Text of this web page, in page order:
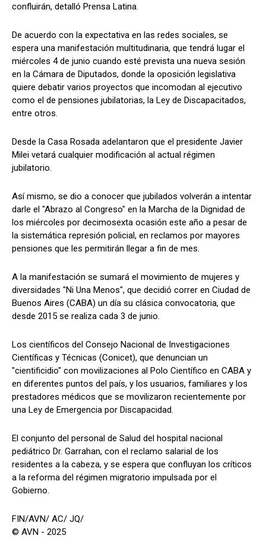
confluirán, detalló Prensa Latina.
De acuerdo con la expectativa en las redes sociales, se
espera una manifestación multitudinaria, que tendrá lugar el
miércoles 4 de junio cuando esté prevista una nueva sesión
en la Cámara de Diputados, donde la oposición legislativa
quiere debatir varios proyectos que incomodan al ejecutivo
como el de pensiones jubilatorias, la Ley de Discapacitados,
entre otros.
Desde la Casa Rosada adelantaron que el presidente Javier
Milei vetará cualquier modificación al actual régimen
jubilatorio.
Así mismo, se dio a conocer que jubilados volverán a intentar
darle el "Abrazo al Congreso" en la Marcha de la Dignidad de
los miércoles por decimosexta ocasión este año a pesar de
la sistemática represión policial, en reclamos por mayores
pensiones que les permitirán llegar a fin de mes.
A la manifestación se sumará el movimiento de mujeres y
diversidades "Ni Una Menos", que decidió correr en Ciudad de
Buenos Aires (CABA) un día su clásica convocatoria, que
desde 2015 se realiza cada 3 de junio.
Los científicos del Consejo Nacional de Investigaciones
Científicas y Técnicas (Conicet), que denuncian un
"cientificidio" con movilizaciones al Polo Científico en CABA y
en diferentes puntos del país, y los usuarios, familiares y los
prestadores médicos que se movilizaron recientemente por
una Ley de Emergencia por Discapacidad.
El conjunto del personal de Salud del hospital nacional
pediátrico Dr. Garrahan, con el reclamo salarial de los
residentes a la cabeza, y se espera que confluyan los críticos
a la reforma del régimen migratorio impulsada por el
Gobierno.
FIN/AVN/ AC/ JQ/
© AVN - 2025